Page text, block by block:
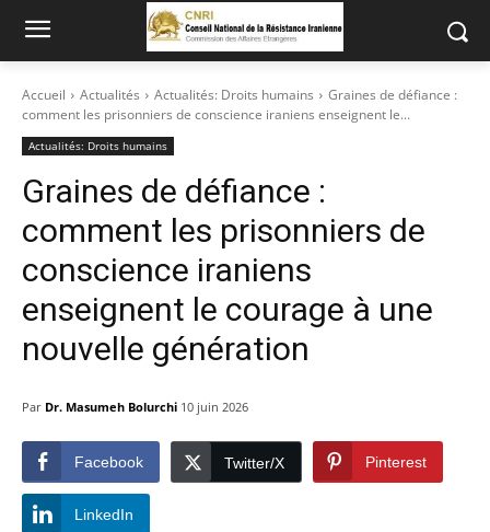
Accueil Actualités Actualités: Droits humains
Graines de défiance :
comment les prisonniers de conscience iraniens enseignent le...
Actualités: Droits humains
Graines de défiance :
comment les prisonniers de
conscience iraniens
enseignent le courage à une
nouvelle génération
Par Dr. Masumeh Bolurchi 10 juin 2026
Facebook Twitter/X Pinterest
LinkedIn